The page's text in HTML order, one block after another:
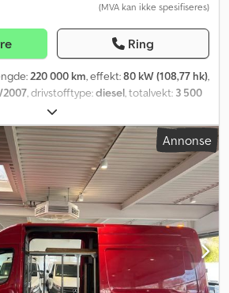
(MVA kan ikke spesifiseres)
Ring
220 000 km, effekt:80 kW (108,77 hk),
, drivstofftype:diesel, totalvekt: 3 500
, utslippsklasse:
000 mm, lasteromslengde:2 500 mm,
partikkelfilter, sentral låsing,
Annonse